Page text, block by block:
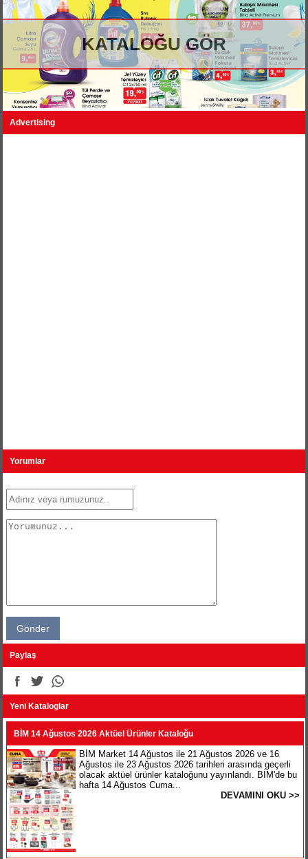
KATALOĞU GÖR
Advertising
Yorumlar
Paylaş
Yeni Kataloglar
BİM 14 Ağustos 2026 Aktüel Ürünler Kataloğu
BİM Market 14 Ağustos ile 21 Ağustos 2026 ve 16
Ağustos ile 23 Ağustos 2026 tarihleri arasında geçerli
olacak aktüel ürünler kataloğunu yayınlandı. BİM'de bu
hafta 14 Ağustos Cuma...
DEVAMINI OKU >>